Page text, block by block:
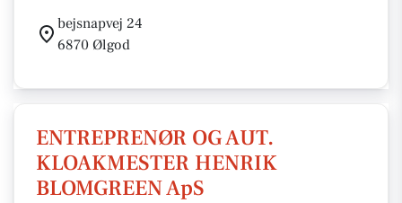
bejsnapvej 24
6870 Ølgod
ENTREPRENØR OG AUT.
KLOAKMESTER HENRIK
BLOMGREEN ApS